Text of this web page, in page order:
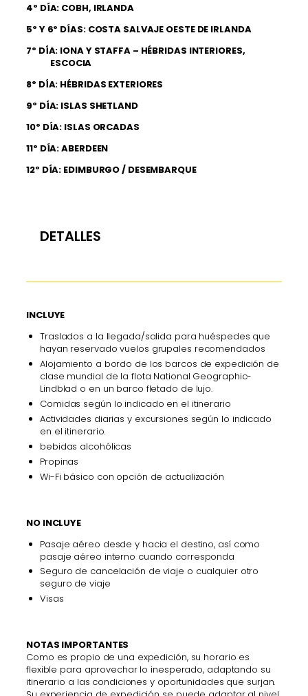
4º DÍA: COBH, IRLANDA
5º Y 6º DÍAS: COSTA SALVAJE OESTE DE IRLANDA
7º DÍA: IONA Y STAFFA – HÉBRIDAS INTERIORES,
ESCOCIA
8º DÍA: HÉBRIDAS EXTERIORES
9º DÍA: ISLAS SHETLAND
10º DÍA: ISLAS ORCADAS
11º DÍA: ABERDEEN
12º DÍA: EDIMBURGO / DESEMBARQUE
DETALLES
INCLUYE
Traslados a la llegada/salida para huéspedes que
hayan reservado vuelos grupales recomendados
Alojamiento a bordo de los barcos de expedición de
clase mundial de la flota National Geographic-
Lindblad o en un barco fletado de lujo.
Comidas según lo indicado en el itinerario
Actividades diarias y excursiones según lo indicado
en el itinerario.
bebidas alcohólicas
Propinas
Wi-Fi básico con opción de actualización
NO INCLUYE
Pasaje aéreo desde y hacia el destino, así como
pasaje aéreo interno cuando corresponda
Seguro de cancelación de viaje o cualquier otro
seguro de viaje
Visas
NOTAS IMPORTANTES
Como es propio de una expedición, su horario es
flexible para aprovechar lo inesperado, adaptando su
itinerario a las condiciones y oportunidades que surjan.